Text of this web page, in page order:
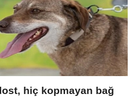
hiç kopmayan bağ